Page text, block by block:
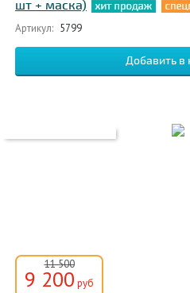
шт + маска)
Артикул: 5799
11 500
9 200 руб